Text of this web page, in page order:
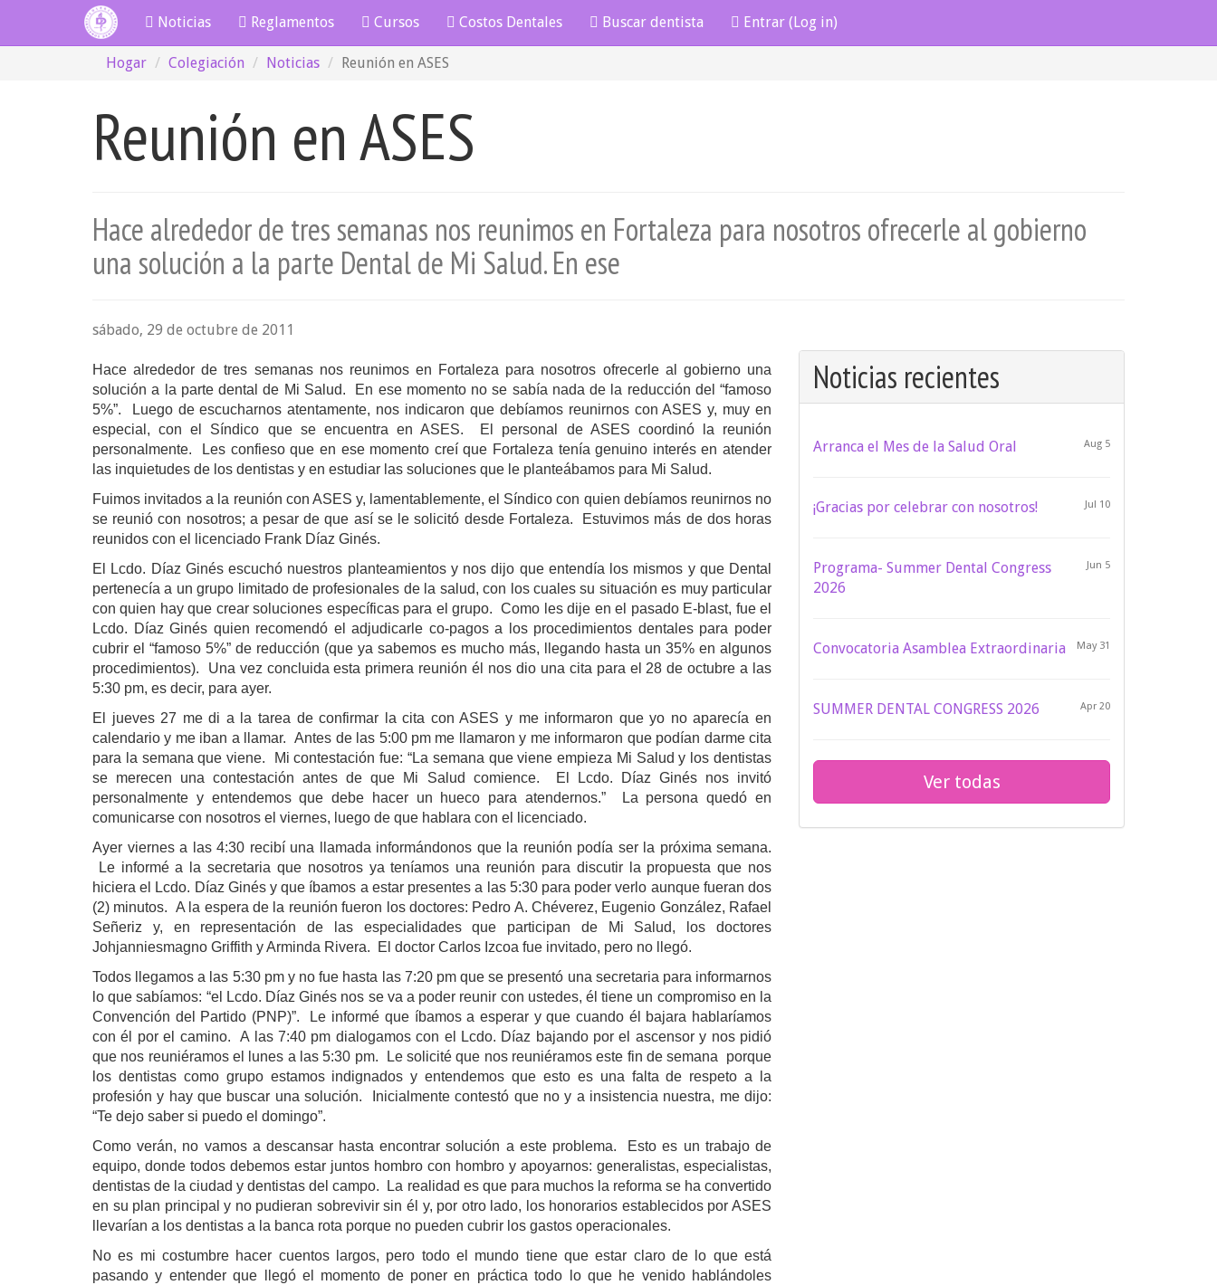
Noticias Reglamentos Cursos Costos Dentales Buscar dentista Entrar (Log in)
Hogar Colegiación Noticias Reunión en ASES
Reunión en ASES
Hace alrededor de tres semanas nos reunimos en Fortaleza para nosotros ofrecerle al gobierno
una solución a la parte Dental de Mi Salud. En ese
sábado, 29 de octubre de 2011
Hace alrededor de tres semanas nos reunimos en Fortaleza para nosotros ofrecerle al gobierno una
solución a la parte dental de Mi Salud.
En ese momento no se sabía nada de la reducción del “famoso
5%”.
Luego de escucharnos atentamente, nos indicaron que debíamos reunirnos con ASES y, muy en
especial, con el Síndico que se encuentra en ASES.
El personal de ASES coordinó la reunión
personalmente.
Les confieso que en ese momento creí que Fortaleza tenía genuino interés en atender
las inquietudes de los dentistas y en estudiar las soluciones que le planteábamos para Mi Salud.
Fuimos invitados a la reunión con ASES y, lamentablemente, el Síndico con quien debíamos reunirnos no
se reunió con nosotros; a pesar de que así se le solicitó desde Fortaleza.
Estuvimos más de dos horas
reunidos con el licenciado Frank Díaz Ginés.
El Lcdo. Díaz Ginés escuchó nuestros planteamientos y nos dijo que entendía los mismos y que Dental
pertenecía a un grupo limitado de profesionales de la salud, con los cuales su situación es muy particular
con quien hay que crear soluciones específicas para el grupo.
Como les dije en el pasado E-blast, fue el
Lcdo. Díaz Ginés quien recomendó el adjudicarle co-pagos a los procedimientos dentales para poder
cubrir el “famoso 5%” de reducción (que ya sabemos es mucho más, llegando hasta un 35% en algunos
procedimientos).
Una vez concluida esta primera reunión él nos dio una cita para el 28 de octubre a las
5:30 pm, es decir, para ayer.
El jueves 27 me di a la tarea de confirmar la cita con ASES y me informaron que yo no aparecía en
calendario y me iban a llamar. Antes de las 5:00 pm me llamaron y me informaron que podían darme cita
para la semana que viene.
Mi contestación fue: “La semana que viene empieza Mi Salud y los dentistas
se merecen una contestación antes de que Mi Salud comience.
El Lcdo. Díaz Ginés nos invitó
personalmente y entendemos que debe hacer un hueco para atendernos.”
La persona quedó en
comunicarse con nosotros el viernes, luego de que hablara con el licenciado.
Ayer viernes a las 4:30 recibí una llamada informándonos que la reunión podía ser la próxima semana.
Le informé a la secretaria que nosotros ya teníamos una reunión para discutir la propuesta que nos
hiciera el Lcdo. Díaz Ginés y que íbamos a estar presentes a las 5:30 para poder verlo aunque fueran dos
(2) minutos. A la espera de la reunión fueron los doctores: Pedro A. Chéverez, Eugenio González, Rafael
Señeriz y, en representación de las especialidades que participan de Mi Salud, los doctores
Johjanniesmagno Griffith y Arminda Rivera.
El doctor Carlos Izcoa fue invitado, pero no llegó.
Todos llegamos a las 5:30 pm y no fue hasta las 7:20 pm que se presentó una secretaria para informarnos
lo que sabíamos: “el Lcdo. Díaz Ginés nos se va a poder reunir con ustedes, él tiene un compromiso en la
Convención del Partido (PNP)”.
Le informé que íbamos a esperar y que cuando él bajara hablaríamos
con él por el camino.
A las 7:40 pm dialogamos con el Lcdo. Díaz bajando por el ascensor y nos pidió
que nos reuniéramos el lunes a las 5:30 pm.
Le solicité que nos reuniéramos este fin de semana
porque
los dentistas como grupo estamos indignados y entendemos que esto es una falta de respeto a la
profesión y hay que buscar una solución.
Inicialmente contestó que no y a insistencia nuestra, me dijo:
“Te dejo saber si puedo el domingo”.
Como verán, no vamos a descansar hasta encontrar solución a este problema.
Esto es un trabajo de
equipo, donde todos debemos estar juntos hombro con hombro y apoyarnos: generalistas, especialistas,
dentistas de la ciudad y dentistas del campo.
La realidad es que para muchos la reforma se ha convertido
en su plan principal y no pudieran sobrevivir sin él y, por otro lado, los honorarios establecidos por ASES
llevarían a los dentistas a la banca rota porque no pueden cubrir los gastos operacionales.
No es mi costumbre hacer cuentos largos, pero todo el mundo tiene que estar claro de lo que está
pasando y entender que llegó el momento de poner en práctica todo lo que he venido hablándoles
Noticias recientes
Aug 5
Arranca el Mes de la Salud Oral
Jul 10
¡Gracias por celebrar con nosotros!
Jun 5
Programa- Summer Dental Congress
2026
May 31
Convocatoria Asamblea Extraordinaria
Apr 20
SUMMER DENTAL CONGRESS 2026
Ver todas